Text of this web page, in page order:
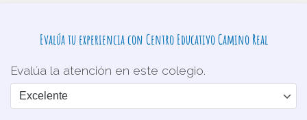
Evalúa tu experiencia con Centro Educativo Camino Real
Evalúa la atención en este colegio.